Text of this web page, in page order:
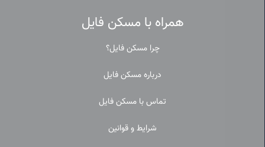
همراه با مسکن فایل
چرا مسکن فایل؟
درباره مسکن فایل
تماس با مسکن فایل
شرایط و قوانین